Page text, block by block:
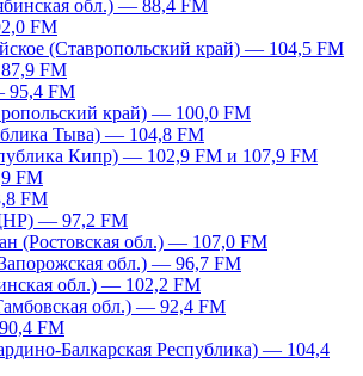
обл.) — 88,4 FM
FM
(Ставропольский край) — 104,5 FM
FM
95,4 FM
край) — 100,0 FM
Тыва) — 104,8 FM
Кипр) — 102,9 FM и 107,9 FM
FM
FM
— 97,2 FM
(Ростовская обл.) — 107,0 FM
обл.) — 96,7 FM
обл.) — 102,2 FM
обл.) — 92,4 FM
FM
Балкарская Республика) — 104,4